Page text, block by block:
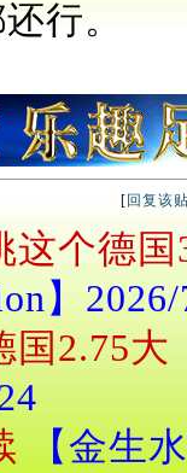
行。
[ 回复该
这个德
】
国2.75
【金生